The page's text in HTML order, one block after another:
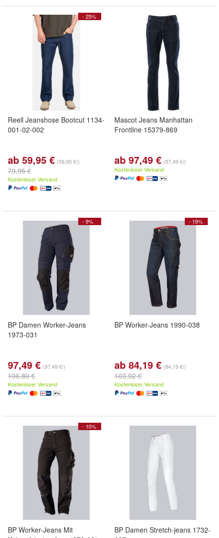
- 25%
Reell Jeanshose Bootcut 1134-
001-02-002
ab 59,95 € (59,95 €/)
79,95 €
Kostenloser Versand
Mascot Jeans Manhattan
Frontline 15379-869
ab 97,49 € (97,49 €/)
Kostenloser Versand
- 9%
BP Damen Worker-Jeans
1973-031
97,49 € (97,49 €/)
106,80 €
Kostenloser Versand
- 19%
BP Worker-Jeans 1990-038
ab 84,19 € (84,19 €/)
103,92 €
Kostenloser Versand
- 10%
BP Worker-Jeans Mit
BP Damen Stretch-jeans 1732-